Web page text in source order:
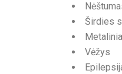
Širdies
Vėžys